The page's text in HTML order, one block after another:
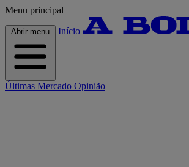
Menu principal
Abrir menu Início
Últimas Mercado Opinião